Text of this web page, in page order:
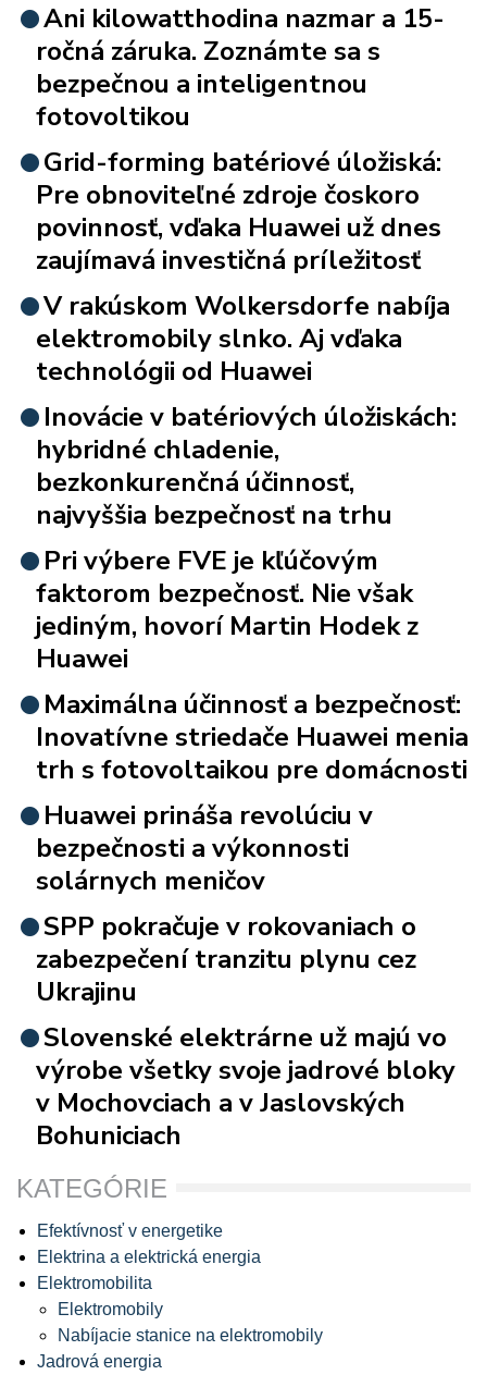
Ani kilowatthodina nazmar a 15-
ročná záruka. Zoznámte sa s
bezpečnou a inteligentnou
fotovoltikou
Grid-forming batériové úložiská:
Pre obnoviteľné zdroje čoskoro
povinnosť, vďaka Huawei už dnes
zaujímavá investičná príležitosť
V rakúskom Wolkersdorfe nabíja
elektromobily slnko. Aj vďaka
technológii od Huawei
Inovácie v batériových úložiskách:
hybridné chladenie,
bezkonkurenčná účinnosť,
najvyššia bezpečnosť na trhu
Pri výbere FVE je kľúčovým
faktorom bezpečnosť. Nie však
jediným, hovorí Martin Hodek z
Huawei
Maximálna účinnosť a bezpečnosť:
Inovatívne striedače Huawei menia
trh s fotovoltaikou pre domácnosti
Huawei prináša revolúciu v
bezpečnosti a výkonnosti
solárnych meničov
SPP pokračuje v rokovaniach o
zabezpečení tranzitu plynu cez
Ukrajinu
Slovenské elektrárne už majú vo
výrobe všetky svoje jadrové bloky
v Mochovciach a v Jaslovských
Bohuniciach
KATEGÓRIE
Efektívnosť v energetike
Elektrina a elektrická energia
Elektromobilita
Elektromobily
Nabíjacie stanice na elektromobily
Jadrová energia